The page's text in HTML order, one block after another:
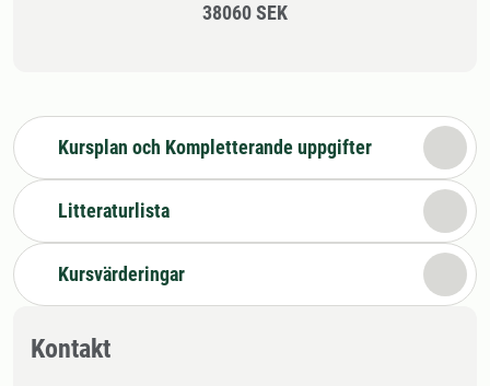
38060 SEK
Kursplan och Kompletterande uppgifter
Litteraturlista
Kursvärderingar
Kontakt